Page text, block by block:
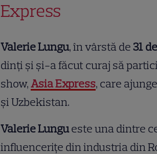
Express
Valerie Lungu, în vârstă de31
dinți și și-a făcut curaj să
show,Asia Express, care
și Uzbekistan.
Valerie Lungueste una dintre
influencerițe din industria din